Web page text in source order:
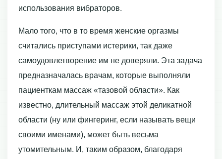
использования вибраторов.
Мало того, что в то время женские оргазмы
считались приступами истерики, так даже
самоудовлетворение им не доверяли. Эта задача
предназначалась врачам, которые выполняли
пациенткам массаж «тазовой области». Как
известно, длительный массаж этой деликатной
области (ну или фингеринг, если называть вещи
своими именами), может быть весьма
утомительным. И, таким образом, благодаря